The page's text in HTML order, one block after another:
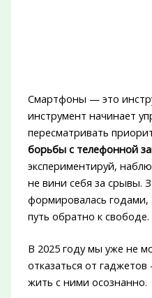
Смартфоны — это
инструмент начинает
пересматривать
борьбы с телефонной
экспериментируй,
не вини себя за срывы.
формировалась годами,
путь обратно к свободе.
В 2025 году мы уже не
отказаться от
жить с ними осознанно.